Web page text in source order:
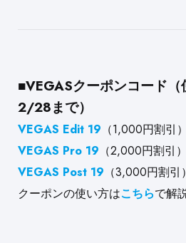
■VEGASクーポンコード
2/28まで）
VEGAS Edit 19 （1,000円割引
VEGAS Pro 19 （2,000円割引
VEGAS Post 19 （3,000円割
クーポンの使い方はこちらで解